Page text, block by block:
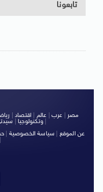
تابعونا
مصر عرب عالم اقتصاد
وتكنولوجيا|
|
عن الموقع
سياسة الخصوصية